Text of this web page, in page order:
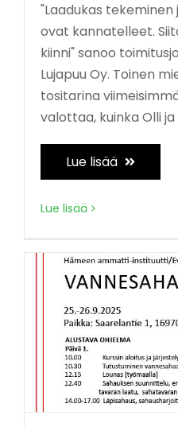
"Laadukas
ovat kannatelleet.
kiinni" sanoo
Lujapuu Oy. Toinen
tositarina
valottaa, kuinka Olli
Lue lisää
Lue lisää